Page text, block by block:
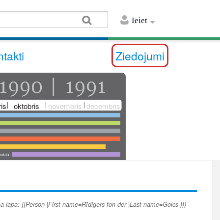
Ieiet
Ziedojumi
oktobris novembris decembris
lapa: {{Person |First name=Rīdigers fon der |Last name=Golcs }})